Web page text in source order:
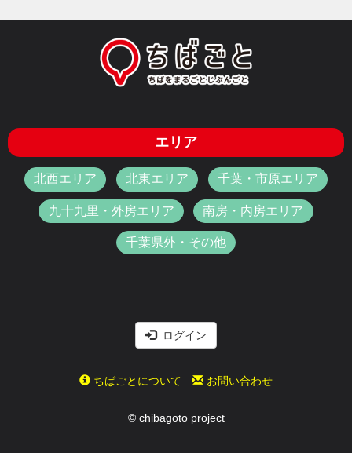
エリア
北西エリア 北東エリア 千葉・市原エリア
九十九里・外房エリア 南房・内房エリア
千葉県外・その他
ログイン
ちばごとについて お問い合わせ
© chibagoto project